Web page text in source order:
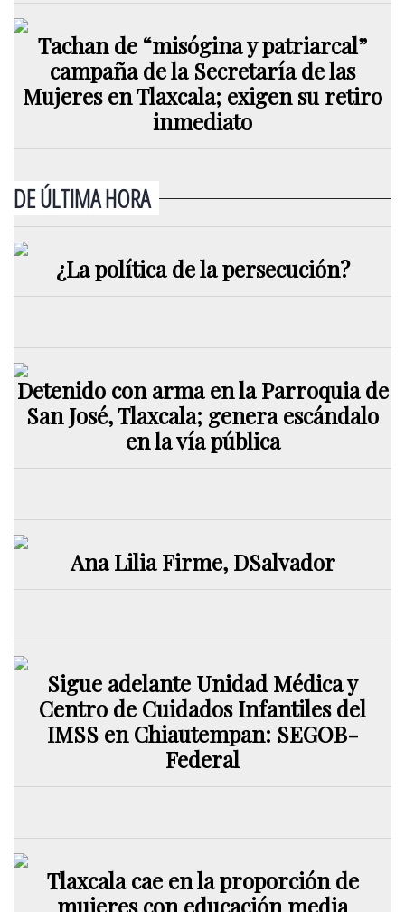
Tachan de “misógina y patriarcal”
campaña de la Secretaría de las
Mujeres en Tlaxcala; exigen su retiro
inmediato
DE ÚLTIMA HORA
¿La política de la persecución?
Detenido con arma en la Parroquia de
San José, Tlaxcala; genera escándalo
en la vía pública
Ana Lilia Firme, DSalvador
Sigue adelante Unidad Médica y
Centro de Cuidados Infantiles del
IMSS en Chiautempan: SEGOB-
Federal
Tlaxcala cae en la proporción de
mujeres con educación media